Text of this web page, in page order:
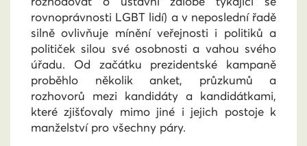
rovnoprávnosti LGBT lidí) a v neposlední řadě
silně ovlivňuje mínění veřejnosti i politiků a
političek silou své osobnosti a vahou svého
úřadu. Od začátku prezidentské kampaně
proběhlo několik anket, průzkumů a
rozhovorů mezi kandidáty a kandidátkami,
které zjišťovaly mimo jiné i jejich postoje k
manželství pro všechny páry.